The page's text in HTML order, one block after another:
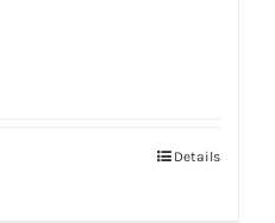
Details